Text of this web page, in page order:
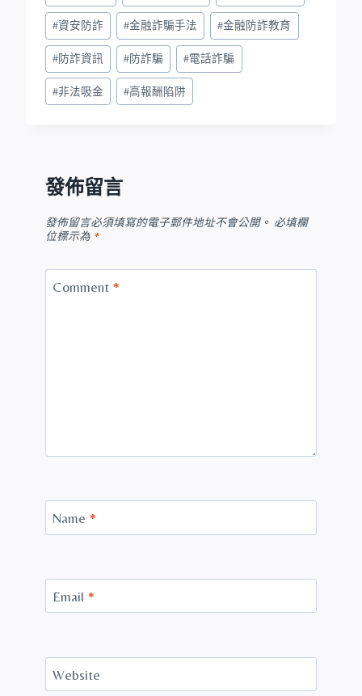
#資安防詐 #金融詐騙手法 #金融防詐教育
#防詐資訊 #防詐騙 #電話詐騙
#非法吸金 #高報酬陷阱
發佈留言
發佈留言必須填寫的電子郵件地址不會公開。 必填欄
位標示為 *
Comment *
Name *
Email *
Website